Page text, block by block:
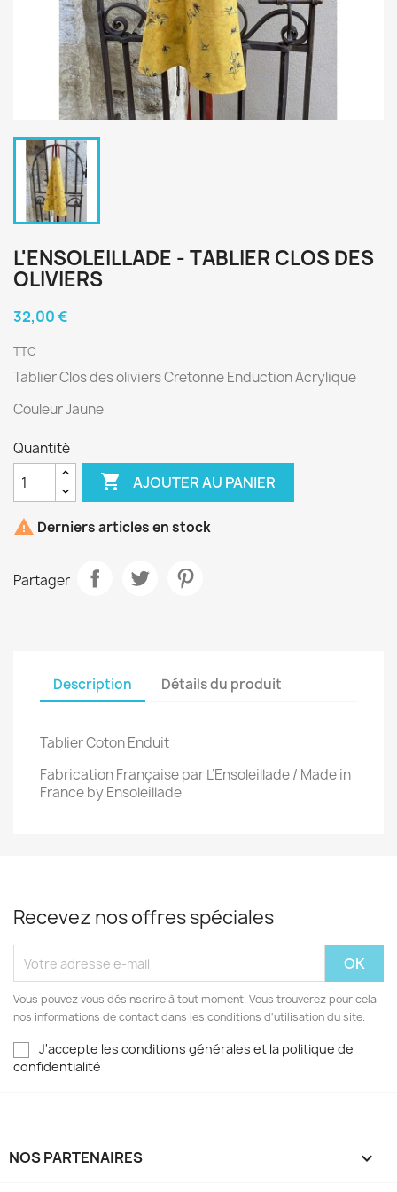
L'ENSOLEILLADE - TABLIER CLOS DES
OLIVIERS
32,00 €
TTC
Tablier Clos des oliviers Cretonne Enduction Acrylique
Couleur Jaune
Quantité
 AJOUTER AU PANIER
 Derniers articles en stock
Partager
Description Détails du produit
Tablier Coton Enduit
Fabrication Française par L’Ensoleillade / Made in
France by Ensoleillade
Recevez nos offres spéciales
Vous pouvez vous désinscrire à tout moment. Vous trouverez pour cela
nos informations de contact dans les conditions d'utilisation du site.
J'accepte les conditions générales et la politique de
confidentialité
NOS PARTENAIRES 